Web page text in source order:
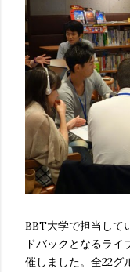
BBT大学で担当して
ドバックとなるラ
催しました。全22グ